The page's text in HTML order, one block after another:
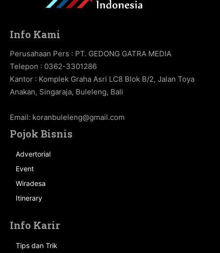
Info Kami
Perusahaan Pers : PT. GEDONG GATRA MEDIA
Telepon : 0362-3301286
Kantor : Komplek Graha Asri LC8 Blok B/2, Jalan Toya
Anakan, Singaraja, Buleleng, Bali
Email: koranbuleleng@gmail.com
Pojok Bisnis
Advertorial
Event
Wiradesa
Itinerary
Info Karir
Tips dan Trik